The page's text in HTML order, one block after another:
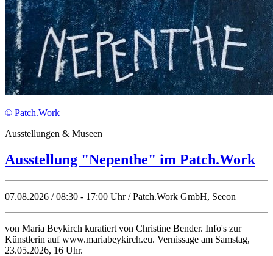
© Patch.Work
Ausstellungen & Museen
Ausstellung "Nepenthe" im Patch.Work
07.08.2026 / 08:30 - 17:00 Uhr / Patch.Work GmbH, Seeon
von Maria Beykirch kuratiert von Christine Bender. Info's zur
Künstlerin auf www.mariabeykirch.eu. Vernissage am Samstag,
23.05.2026, 16 Uhr.